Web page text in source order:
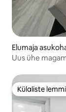
Elumaja
Uus ühe
Külaliste
Külaliste